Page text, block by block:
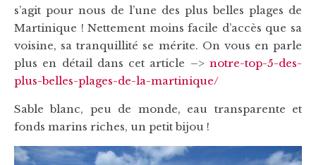
s’agit pour nous de l’une des plus belles plages de
Martinique ! Nettement moins facile d’accès que sa
voisine, sa tranquillité se mérite. On vous en parle
plus en détail dans cet article –> notre-top-5-des-
plus-belles-plages-de-la-martinique/
Sable blanc, peu de monde, eau transparente et
fonds marins riches, un petit bijou !